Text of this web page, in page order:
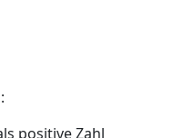
positive Zahl